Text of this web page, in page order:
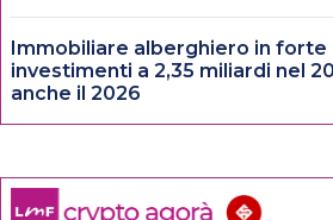
Immobiliare alberghiero in forte
investimenti a 2,35 miliardi nel
anche il 2026